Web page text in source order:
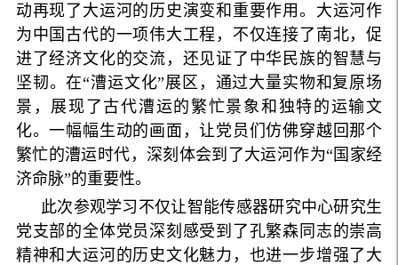
动再现了大运河的历史演变和重要作用。大运河作
为中国古代的一项伟大工程，不仅连接了南北，促
进了经济文化的交流，还见证了中华民族的智慧与
坚韧。在“漕运文化”展区，通过大量实物和复原场
景，展现了古代漕运的繁忙景象和独特的运输文
化。一幅幅生动的画面，让党员们仿佛穿越回那个
繁忙的漕运时代，深刻体会到了大运河作为“国家经
济命脉”的重要性。
此次参观学习不仅让智能传感器研究中心研究生
党支部的全体党员深刻感受到了孔繁森同志的崇高
精神和大运河的历史文化魅力，也进一步增强了大